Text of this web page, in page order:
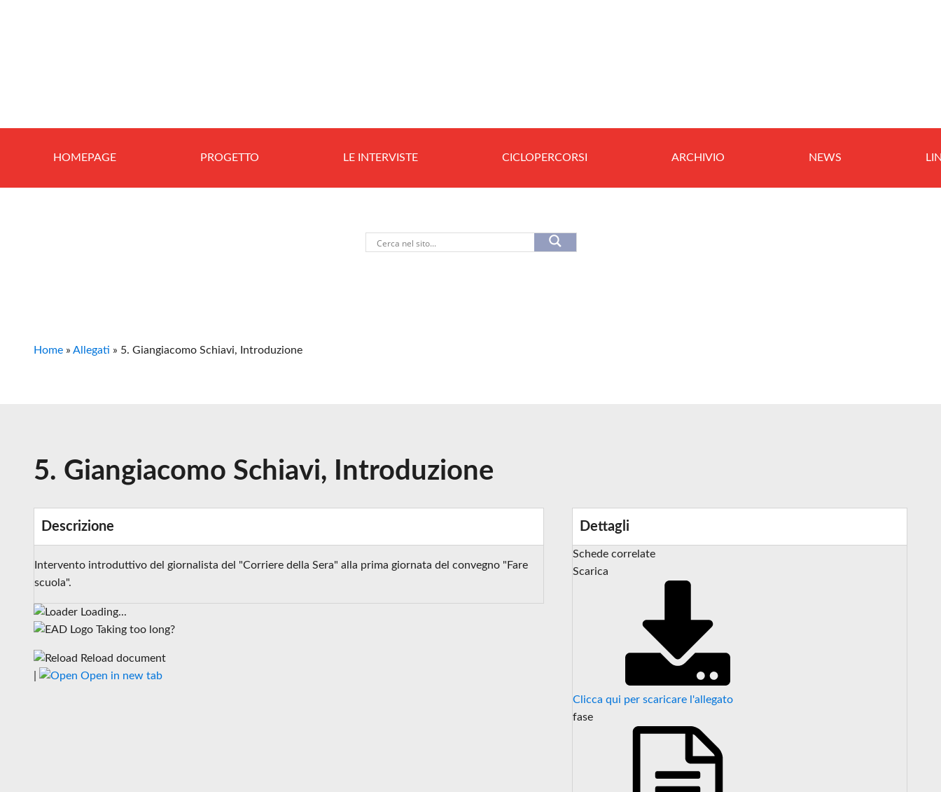
HOMEPAGE PROGETTO LE INTERVISTE CICLOPERCORSI ARCHIVIO NEWS
Home » Allegati » 5. Giangiacomo Schiavi, Introduzione
5. Giangiacomo Schiavi, Introduzione
Descrizione
Intervento introduttivo del giornalista del "Corriere della Sera" alla prima giornata del convegno "Fare
scuola".
Loading...
Taking too long?
Reload document
Open in new tab
Dettagli
Schede correlate
Scarica
Clicca qui per scaricare l'allegato
fase